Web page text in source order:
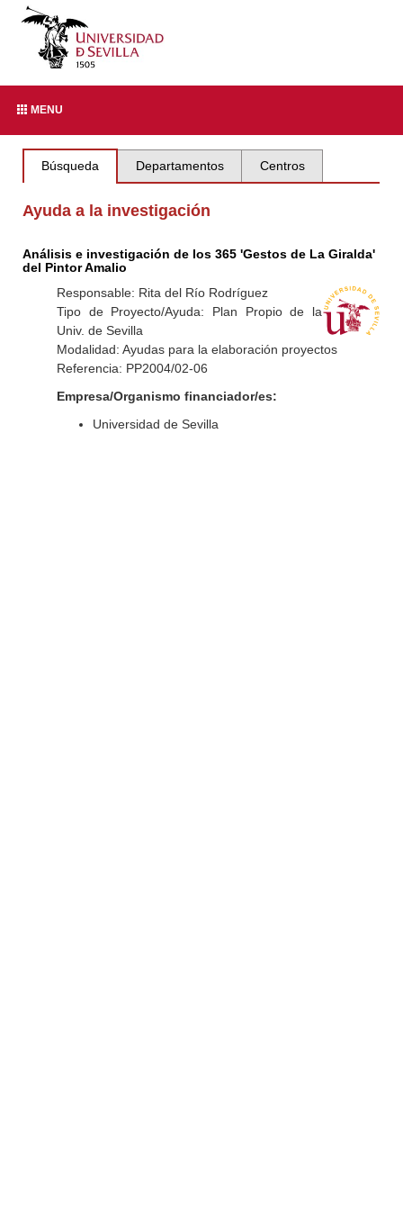
MENU
Búsqueda Departamentos Centros
Ayuda a la investigación
Análisis e investigación de los 365 'Gestos de La Giralda'
del Pintor Amalio
Responsable: Rita del Río Rodríguez
Tipo de Proyecto/Ayuda: Plan Propio de la
Univ. de Sevilla
Modalidad: Ayudas para la elaboración proyectos
Referencia: PP2004/02-06
Empresa/Organismo financiador/es:
Universidad de Sevilla